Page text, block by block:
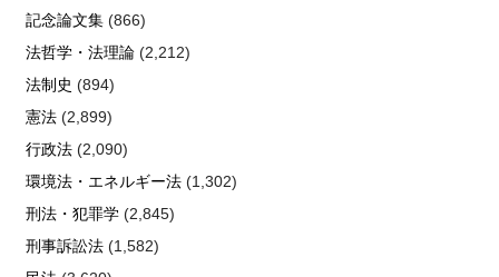
記念論文集(866)
法哲学・法理論(2,212)
法制史 (894)
憲法(2,899)
行政法(2,090)
環境法・エネルギー法(1,302)
刑法・犯罪学(2,845)
刑事訴訟法(1,582)